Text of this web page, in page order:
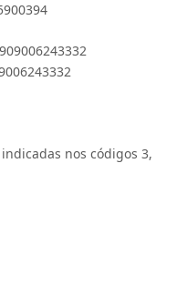
nos códigos 3,